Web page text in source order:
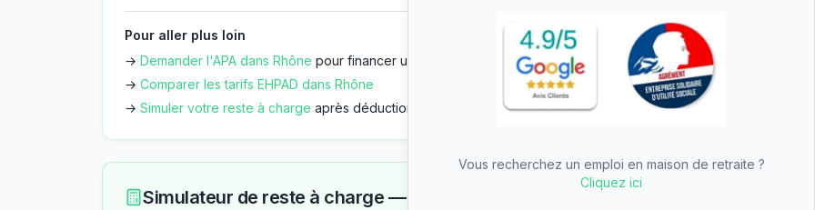
Pour aller plus loin
→ Demander l'APA dans Rhône pour financer une partie du tarif dépendance
→ Comparer les tarifs EHPAD dans Rhône
→ Simuler votre reste à charge après déduction des aides
Simulateur de reste à charge — EHPAD Château du loup
Vous recherchez un emploi en maison de retraite ?
Cliquez ici